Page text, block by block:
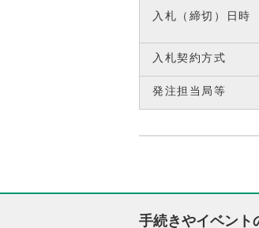
入札（締切）日時
入札契約方式
発注担当局等
手続きやイベント